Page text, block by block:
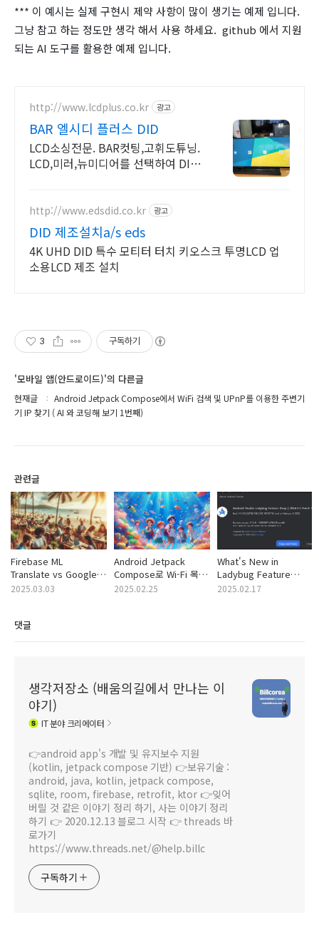
*** 이 예시는 실제 구현시 제약 사항이 많이 생기는 예제 입니다.
그냥 참고 하는 정도만 생각 해서 사용 하세요. github 에서 지원
되는 AI 도구를 활용한 예제 입니다.
http://www.lcdplus.co.kr 광고
BAR 엘시디 플러스 DID
LCD소싱전문. BAR컷팅,고휘도튜닝.
LCD,미러,뉴미디어를 선택하여 DID
http://www.edsdid.co.kr 광고
DID 제조설치a/s eds
4K UHD DID 특수 모티터 터치 키오스크 투명LCD 업
소용LCD 제조 설치
3 구독하기
'모바일 앱(안드로이드)'의 다른글
현재글
Android Jetpack Compose에서 WiFi 검색 및 UPnP를 이용한 주변기
기 IP 찾기 ( AI 와 코딩해 보기 1번째)
관련글
Firebase ML
Translate vs Google
Cloud Translate: 성능,
효율성 간략 비교
2025.03.03
Android Jetpack
Compose로 Wi-Fi 목록
표시 및 연결, 비디오
2025.02.25
What's New in
Ladybug Feature
Drop (레이디버그 기능
2025.02.17
댓글
생각저장소 (배움의길에서 만나는 이
야기)
IT분야 크리에이터
👉android app's 개발 및 유지보수 지원
(kotlin, jetpack compose 기반) 👉보유기술 :
android, java, kotlin, jetpack compose,
sqlite, room, firebase, retrofit, ktor 👉잊어
버릴 것 같은 이야기 정리 하기, 사는 이야기 정리
하기 👉 2020.12.13 블로그 시작 👉 threads 바
로가기
https://www.threads.net/@help.billc
구독하기